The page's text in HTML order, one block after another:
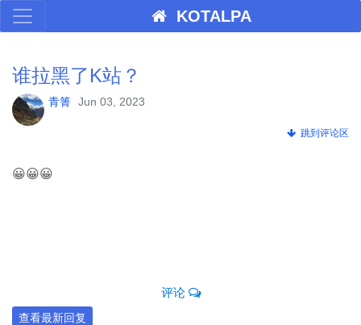
KOTALPA
谁拉黑了K站？
青箐 Jun 03, 2023
跳到评论区
😀😀😀
评论
查看最新回复